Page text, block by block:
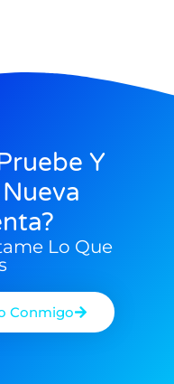
Y
Lo Que
Conmigo